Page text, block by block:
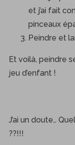
et j’ai fait
pinceaux
Peindre et
Et voilà, peindre
jeu d’enfant !
J’ai un doute…
??!!!